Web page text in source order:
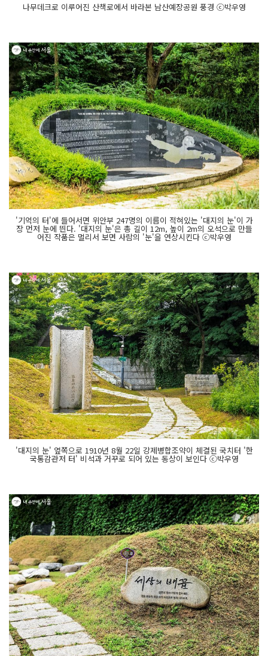
나무데크로 이루어진 산책로에서 바라본 남산예장공원 풍경 ⓒ박우영
'기억의 터'에 들어서면 위안부 247명의 이름이 적혀있는 '대지의 눈'이 가
장 먼저 눈에 띈다. '대지의 눈'은 총 길이 12m, 높이 2m의 오석으로 만들
어진 작품은 멀리서 보면 사람의 '눈'을 연상시킨다 ⓒ박우영
'대지의 눈' 옆쪽으로 1910년 8월 22일 강제병합조약이 체결된 국치터 '한
국통감관저 터' 비석과 거꾸로 되어 있는 동상이 보인다 ⓒ박우영